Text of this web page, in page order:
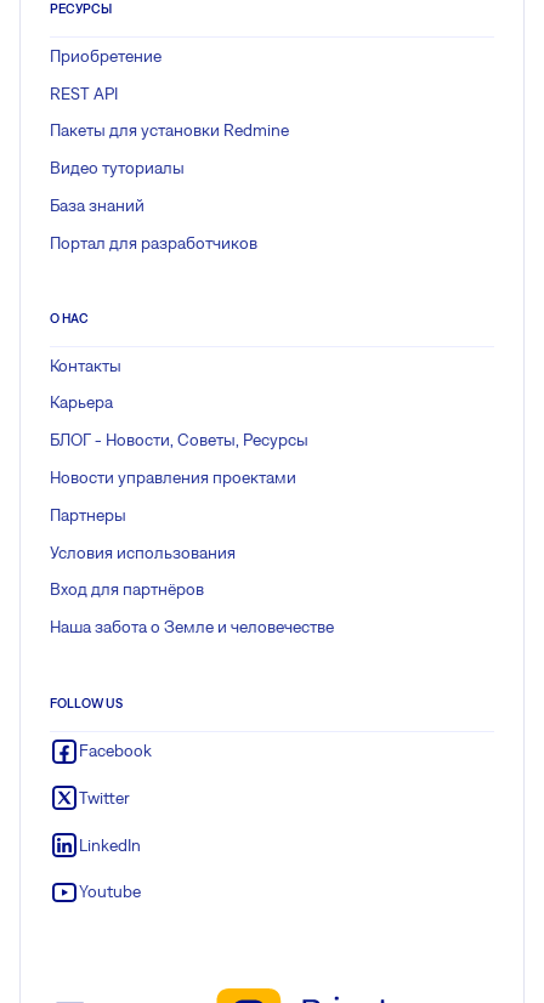
РЕСУРСЫ
Приобретение
REST API
Пакеты для установки Redmine
Видео туториалы
База знаний
Портал для разработчиков
О НАС
Контакты
Карьера
БЛОГ - Новости, Советы, Ресурсы
Новости управления проектами
Партнеры
Условия использования
Вход для партнёров
Наша забота о Земле и человечестве
FOLLOW US
Facebook
Twitter
LinkedIn
Youtube